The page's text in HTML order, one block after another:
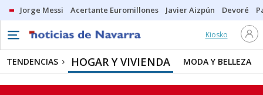
Jorge Messi Acertante Euromillones Javier Aizpún Devoré
Kiosko
TENDENCIAS HOGAR Y VIVIENDA MODA Y BELLEZA